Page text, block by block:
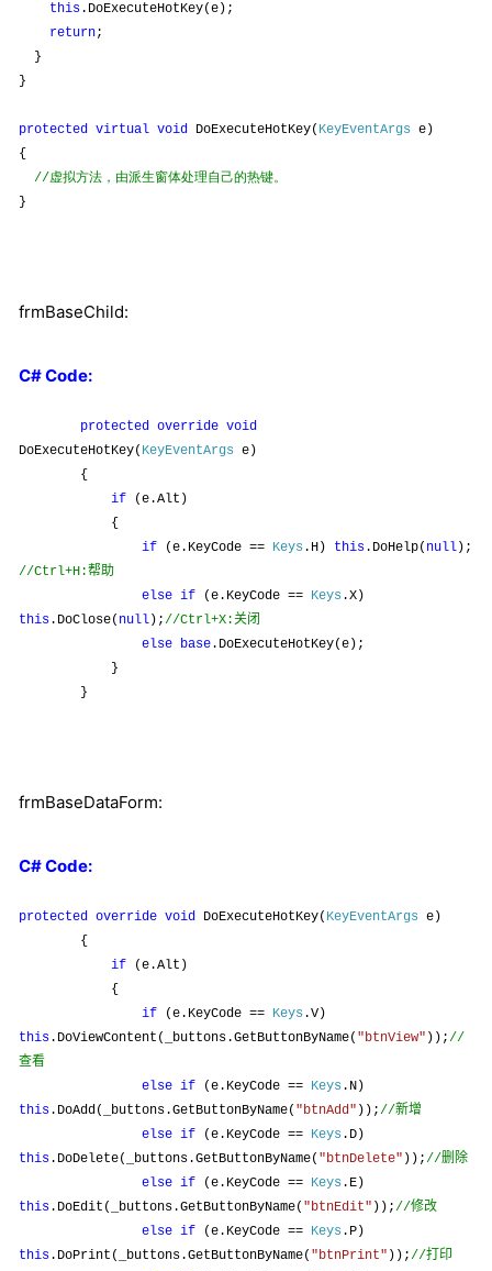
this.DoExecuteHotKey(e);
return;
}
}
protected virtual void DoExecuteHotKey( KeyEventArgs e)
{
//虚拟方法，由派生窗体处理自己的热键。
}
frmBaseChild:
C# Code:
protected override void
DoExecuteHotKey( KeyEventArgs e)
{
if (e.Alt)
{
if (e.KeyCode == Keys .H) this.DoHelp( null );
//Ctrl+H:帮助
else if (e.KeyCode == Keys .X)
this.DoClose( null );//Ctrl+X:关闭
else base.DoExecuteHotKey(e);
}
}
frmBaseDataForm:
C# Code:
protected override void DoExecuteHotKey( KeyEventArgs e)
{
if (e.Alt)
{
if (e.KeyCode == Keys .V)
this.DoViewContent(_buttons.GetButtonByName( "btnView" ));//
查看
else if (e.KeyCode == Keys .N)
this.DoAdd(_buttons.GetButtonByName( "btnAdd" ));//新增
else if (e.KeyCode == Keys .D)
this.DoDelete(_buttons.GetButtonByName( "btnDelete" ));//删除
else if (e.KeyCode == Keys .E)
this.DoEdit(_buttons.GetButtonByName( "btnEdit" ));//修改
else if (e.KeyCode == Keys .P)
this.DoPrint(_buttons.GetButtonByName( "btnPrint" ));//打印